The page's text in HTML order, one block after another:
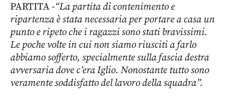
PARTITA -“La partita di contenimento e
ripartenza è stata necessaria per portare a casa un
punto e ripeto che i ragazzi sono stati bravissimi.
Le poche volte in cui non siamo riusciti a farlo
abbiamo sofferto, specialmente sulla fascia destra
avversaria dove c’era Iglio. Nonostante tutto sono
veramente soddisfatto del lavoro della squadra”.